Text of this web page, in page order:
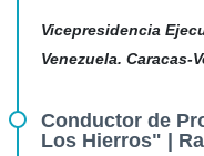
Vicepresidencia
Venezuela. Caracas-
Conductor de
Los Hierros" |